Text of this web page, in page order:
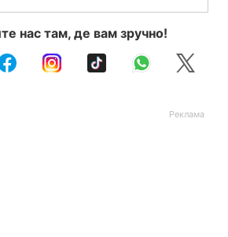
нас там, де вам зручно!